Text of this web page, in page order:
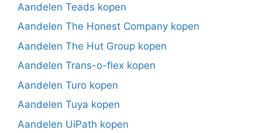
Aandelen Teads kopen
Aandelen The Honest Company kopen
Aandelen The Hut Group kopen
Aandelen Trans-o-flex kopen
Aandelen Turo kopen
Aandelen Tuya kopen
Aandelen UiPath kopen